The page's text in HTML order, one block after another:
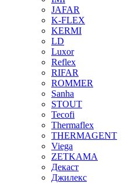
JAFAR
K-FLEX
KERMI
LD
Luxor
Reflex
RIFAR
ROMMER
Sanha
STOUT
Tecofi
Thermaflex
THERMAGENT
Viega
ZETKAMA
Декаст
Джилекс